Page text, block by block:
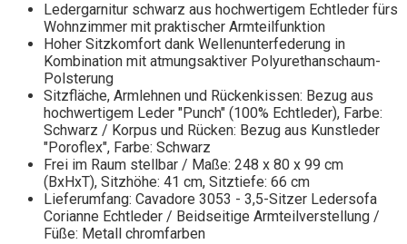
Ledergarnitur schwarz aus hochwertigem Echtleder fürs
Wohnzimmer mit praktischer Armteilfunktion
Hoher Sitzkomfort dank Wellenunterfederung in
Kombination mit atmungsaktiver Polyurethanschaum-
Polsterung
Sitzfläche, Armlehnen und Rückenkissen: Bezug aus
hochwertigem Leder "Punch" (100% Echtleder), Farbe:
Schwarz / Korpus und Rücken: Bezug aus Kunstleder
"Poroflex", Farbe: Schwarz
Frei im Raum stellbar / Maße: 248 x 80 x 99 cm
(BxHxT), Sitzhöhe: 41 cm, Sitztiefe: 66 cm
Lieferumfang: Cavadore 3053 - 3,5-Sitzer Ledersofa
Corianne Echtleder / Beidseitige Armteilverstellung /
Füße: Metall chromfarben